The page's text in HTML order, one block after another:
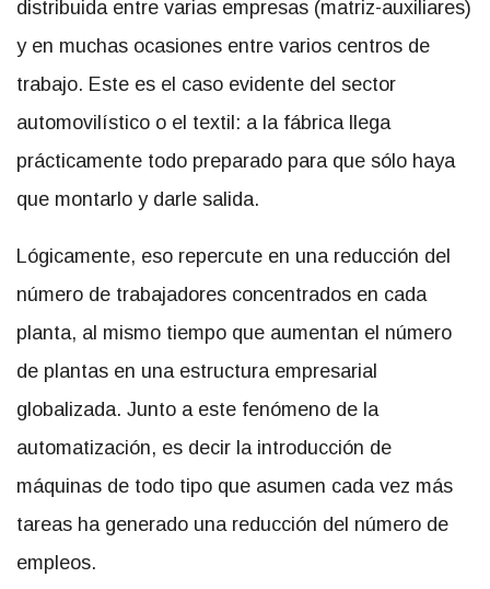
distribuida entre varias empresas (matriz-auxiliares)
y en muchas ocasiones entre varios centros de
trabajo. Este es el caso evidente del sector
automovilístico o el textil: a la fábrica llega
prácticamente todo preparado para que sólo haya
que montarlo y darle salida.
Lógicamente, eso repercute en una reducción del
número de trabajadores concentrados en cada
planta, al mismo tiempo que aumentan el número
de plantas en una estructura empresarial
globalizada. Junto a este fenómeno de la
automatización, es decir la introducción de
máquinas de todo tipo que asumen cada vez más
tareas ha generado una reducción del número de
empleos.